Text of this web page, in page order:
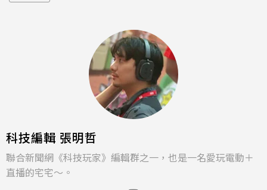
科技編輯 張明哲
聯合新聞網《科技玩家》編輯群之一，也是一名愛玩電動＋
直播的宅宅～。